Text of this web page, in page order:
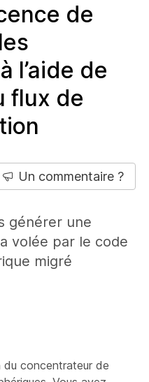
de
l’aide de
flux de
Un commentaire ?
générer une
volée par le code
migré
concentrateur de